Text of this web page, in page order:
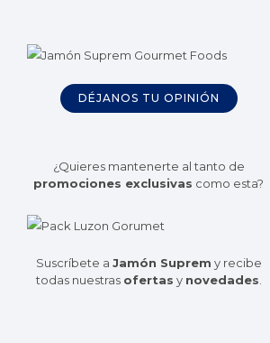
DÉJANOS TU OPINIÓN
¿Quieres mantenerte al tanto de
promociones exclusivas como esta?
Suscríbete a Jamón Suprem y recibe
todas nuestras ofertas y novedades